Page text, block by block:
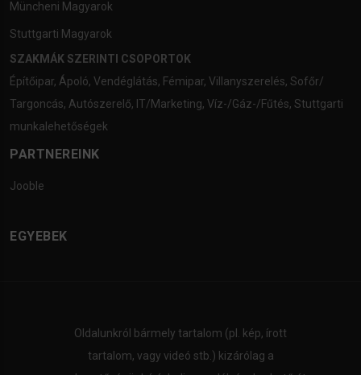
Müncheni Magyarok
Stuttgarti Magyarok
SZAKMÁK SZERINTI CSOPORTOK
Építőipar, Ápoló, Vendéglátás, Fémipar, Villanyszerelés, Sofőr/
Targoncás, Autószerelő, IT/Marketing, Víz-/Gáz-/Fűtés, Stuttgarti
munkalehetőségek
PARTNEREINK
Jooble
EGYEBEK
Oldalunkról bármely tartalom (pl. kép, írott
tartalom, vagy videó stb.) kizárólag a